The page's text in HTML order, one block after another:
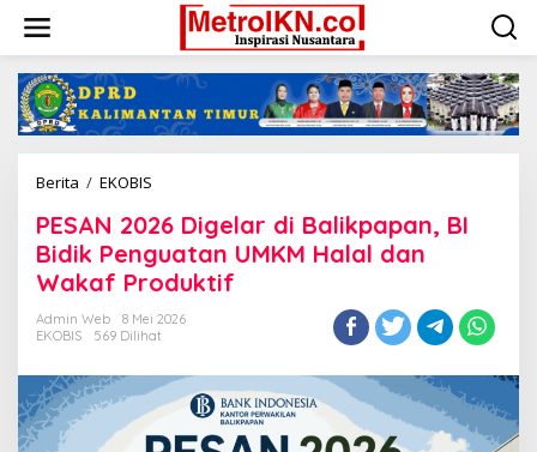
konten
Berita / EKOBIS
Digelar
di
Balikpapan,
BI
Bidik
Penguatan
Halal
dan
Wakaf
Produktif
PESAN 2026 Digelar di Balikpapan, BI
Bidik Penguatan UMKM Halal dan
Wakaf Produktif
Admin Web
8 Mei 2026
EKOBIS
569 Dilihat